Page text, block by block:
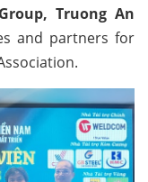
Truong An
and partners for